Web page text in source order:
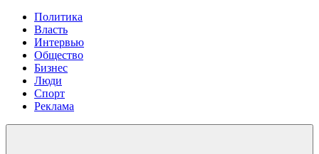
Политика
Власть
Интервью
Общество
Бизнес
Люди
Спорт
Реклама